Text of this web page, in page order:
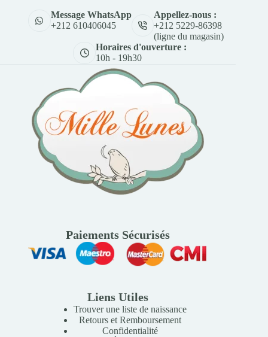
Message WhatsApp
+212 610406045
Appellez-nous :
+212 5229-86398
(ligne du magasin)
Horaires d'ouverture :
10h - 19h30
Paiements Sécurisés
Liens Utiles
Trouver une liste de naissance
Retours et Remboursement
Confidentialité